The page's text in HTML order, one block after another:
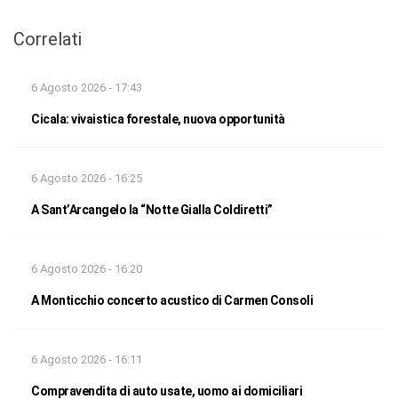
Correlati
6 Agosto 2026 - 17:43
Cicala: vivaistica forestale, nuova opportunità
6 Agosto 2026 - 16:25
A Sant’Arcangelo la “Notte Gialla Coldiretti”
6 Agosto 2026 - 16:20
A Monticchio concerto acustico di Carmen Consoli
6 Agosto 2026 - 16:11
Compravendita di auto usate, uomo ai domiciliari